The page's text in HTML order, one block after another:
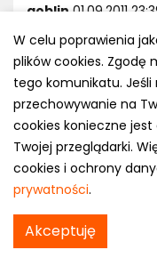
goblin 01.09.2011
eksperymentować
wydaje ci się, że
jeszcze przemyśl i
byłoby na odwrót.
zrozumiecie, że:
jest uniwersalna,
szybko, w
lepiej niż na wąskich
błoto i pluchę na
niestabilnym podożu
bieżniku. Na lodzie -
znaczenia - lód jest
W celu poprawienia
plików cookies. Zgodę
tego komunikatu. Jeśli
przechowywanie na
cookies konieczne
Twojej przeglądarki.
cookies i ochrony
prywatności.
Akceptuję